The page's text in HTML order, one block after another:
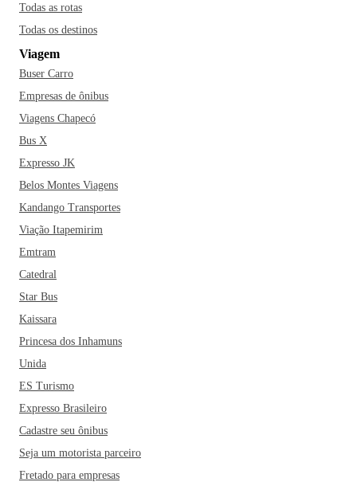
Todas as rotas
Todas os destinos
Viagem
Buser Carro
Empresas de ônibus
Viagens Chapecó
Bus X
Expresso JK
Belos Montes Viagens
Kandango Transportes
Viação Itapemirim
Emtram
Catedral
Star Bus
Kaissara
Princesa dos Inhamuns
Unida
ES Turismo
Expresso Brasileiro
Cadastre seu ônibus
Seja um motorista parceiro
Fretado para empresas